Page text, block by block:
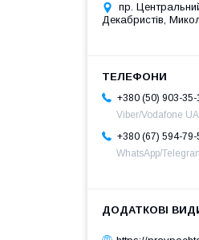
пр.
Декабристів,
+380 (50) 903-35-
Viber/Vodafone UA
+380 (67) 594-79-
WhatsApp/